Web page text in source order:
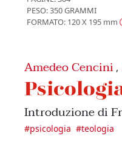
PESO: 350 GRAMMI
FORMATO: 120 X 195 mm
Amedeo Cencini ,
Introduzione di
#psicologia #teologia